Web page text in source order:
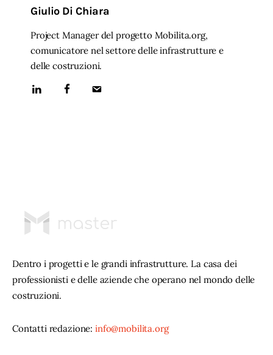
Giulio Di Chiara
Project Manager del progetto Mobilita.org,
comunicatore nel settore delle infrastrutture e
delle costruzioni.
Dentro i progetti e le grandi infrastrutture. La casa dei
professionisti e delle aziende che operano nel mondo delle
costruzioni.
Contatti redazione: info@mobilita.org